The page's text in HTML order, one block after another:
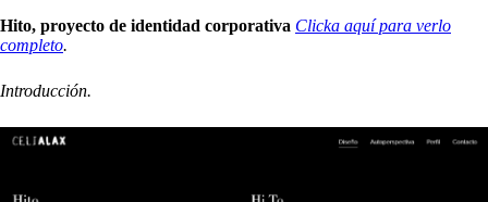
Hito, proyecto de identidad corporativa Clicka aquí para verlo
completo.
Introducción.